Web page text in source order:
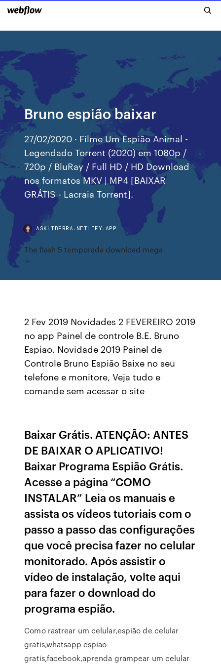
Bruno espião baixar
27/02/2020 · Filme Um Espião Animal -
Legendado Torrent (2020) em 1080p /
720p / BluRay / Full HD / HD Download
nos formatos MKV | MP4 [BAIXAR
GRÁTIS - Lacraia Torrent].
ASKLIBFRRA.NETLIFY.APP
The flash 5 temporada download mega
2 Fev 2019 Novidades 2 FEVEREIRO 2019
no app Painel de controle B.E. Bruno
Espiao. Novidade 2019 Painel de
Controle Bruno Espião Baixe no seu
telefone e monitore, Veja tudo e
comande sem acessar o site
Baixar Grátis. ATENÇÃO: ANTES
DE BAIXAR O APLICATIVO!
Baixar Programa Espião Grátis.
Acesse a página “COMO
INSTALAR” Leia os manuais e
assista os vídeos tutoriais com o
passo a passo das configurações
que você precisa fazer no celular
monitorado. Após assistir o
vídeo de instalação, volte aqui
para fazer o download do
programa espião.
Como rastrear um celular,espião de celular
gratis,whatsapp espiao
gratis,facebook,aprenda grampear um celular